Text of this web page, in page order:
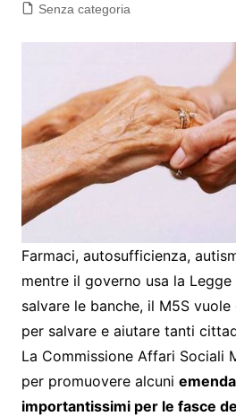
Senza categoria
Farmaci, autosufficienza,
mentre il governo usa la
salvare le banche, il M5S vuole
per salvare e aiutare tanti
La Commissione Affari Sociali
per promuovere alcuni
importantissimi per le fasce